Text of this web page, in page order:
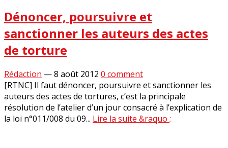
Dénoncer, poursuivre et
sanctionner les auteurs des actes
de torture
Rédaction —8 août 2012 0 comment
[RTNC] Il faut dénoncer, poursuivre et sanctionner les
auteurs des actes de tortures, c’est la principale
résolution de l’atelier d’un jour consacré à l’explication de
la loi n°011/008 du 09... Lire la suite &raquo ;